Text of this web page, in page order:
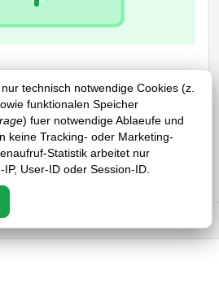
technisch notwendige Cookies (z.
funktionalen Speicher
) fuer notwendige Ablaeufe und
keine Tracking- oder Marketing-
Statistik arbeitet nur
User-ID oder Session-ID.
bis schwarze Schale;
Fruchtfleisch mit kleinen
gegart cremig-mild mit